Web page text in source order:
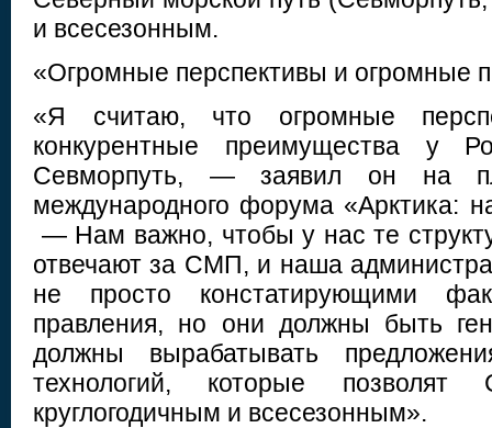
и всесезонным.
«Огромные перспективы и огромные
«Я считаю, что огромные
конкурентные преимущества у
Севморпуть, — заявил он на
международного форума «Арктика:
— Нам важно, чтобы у нас те
отвечают за СМП, и наша
не просто констатирующими
правления, но они должны быть
должны вырабатывать
технологий, которые позволят
круглогодичным и всесезонным».